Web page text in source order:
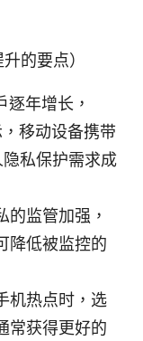
的要点）
年增长，
移动设备携带
私保护需求成
的监管加强，
降低被监控的
机热点时，选
常获得更好的